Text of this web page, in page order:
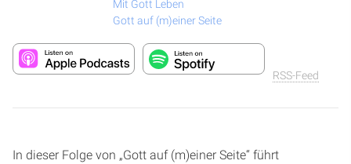
Mit Gott Leben
Gott auf (m)einer Seite
RSS-Feed
In dieser Folge von „Gott auf (m)einer Seite“ führt